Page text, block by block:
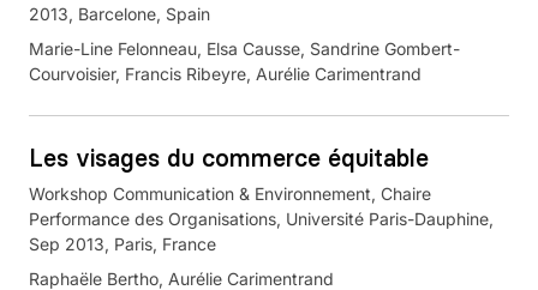
2013, Barcelone, Spain
Marie-Line Felonneau, Elsa Causse, Sandrine Gombert-
Courvoisier, Francis Ribeyre, Aurélie Carimentrand
Les visages du commerce équitable
Workshop Communication & Environnement, Chaire
Performance des Organisations, Université Paris-Dauphine,
Sep 2013, Paris, France
Raphaële Bertho, Aurélie Carimentrand